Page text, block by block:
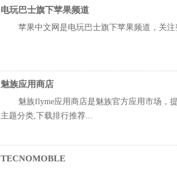
电玩巴士旗下苹果频道
苹果中文网是电玩巴士旗下苹果频道，关注
魅族应用商店
魅族flyme应用商店是魅族官方应用市场，
主题分类,下载排行推荐...
TECNOMOBLE